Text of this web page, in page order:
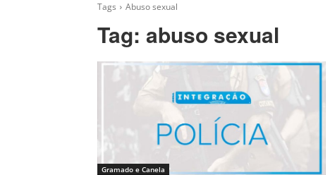
Tags Abuso sexual
Tag: abuso sexual
Gramado e Canela